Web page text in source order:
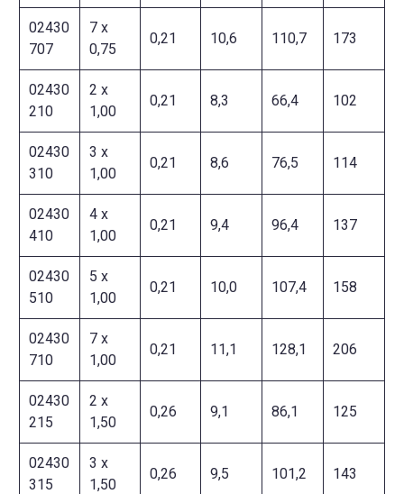
02430
707
7 x
0,75
0,21 10,6 110,7 173
02430
210
2 x
1,00
0,21 8,3 66,4 102
02430
310
3 x
1,00
0,21 8,6 76,5 114
02430
410
4 x
1,00
0,21 9,4 96,4 137
02430
510
5 x
1,00
0,21 10,0 107,4 158
02430
710
7 x
1,00
0,21 11,1 128,1 206
02430
215
2 x
1,50
0,26 9,1 86,1 125
02430
315
3 x
1,50
0,26 9,5 101,2 143